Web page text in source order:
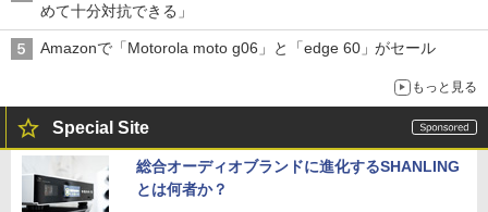
めて十分対抗できる」
Amazonで「Motorola moto g06」と「edge 60」がセール
もっと見る
Special Site
総合オーディオブランドに進化するSHANLING
とは何者か？